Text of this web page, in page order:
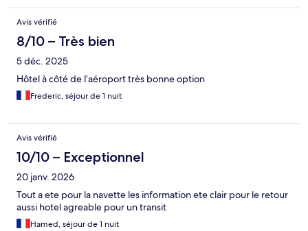
Avis vérifié
8/10 – Très bien
5 déc. 2025
Hôtel à côté de l’aéroport très bonne option
Frederic, séjour de 1 nuit
Avis vérifié
10/10 – Exceptionnel
20 janv. 2026
Tout a ete pour la navette les information ete clair pour le retour
aussi hotel agreable pour un transit
Hamed, séjour de 1 nuit